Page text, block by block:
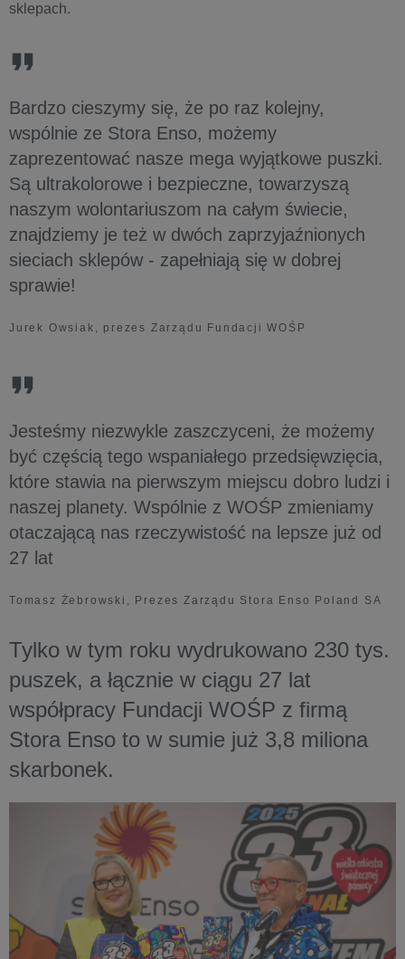
sklepach.
Bardzo cieszymy się, że po raz kolejny,
wspólnie ze Stora Enso, możemy
zaprezentować nasze mega wyjątkowe puszki.
Są ultrakolorowe i bezpieczne, towarzyszą
naszym wolontariuszom na całym świecie,
znajdziemy je też w dwóch zaprzyjaźnionych
sieciach sklepów - zapełniają się w dobrej
sprawie!
Jurek Owsiak, prezes Zarządu Fundacji WOŚP
Jesteśmy niezwykle zaszczyceni, że możemy
być częścią tego wspaniałego przedsięwzięcia,
które stawia na pierwszym miejscu dobro ludzi i
naszej planety. Wspólnie z WOŚP zmieniamy
otaczającą nas rzeczywistość na lepsze już od
27 lat
Tomasz Żebrowski, Prezes Zarządu Stora Enso Poland SA
Tylko w tym roku wydrukowano 230 tys.
puszek, a łącznie w ciągu 27 lat
współpracy Fundacji WOŚP z firmą
Stora Enso to w sumie już 3,8 miliona
skarbonek.